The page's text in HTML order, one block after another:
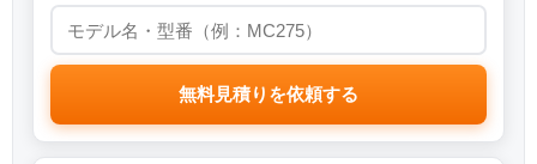
無料見積りを依頼する